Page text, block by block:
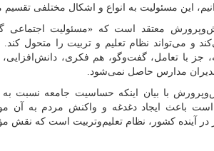
این مسئولیت به انواع و اشکال مختلفی
معتقد است که «مسئولیت
و می‌تواند نظام تعلیم و تربیت را متحول
جز با تعامل، گفت‌و‌گو، هم فکری،
مدارس حاصل نمی‌شود.
با بیان اینکه حساسیت جامعه نسبت به
باعث ایجاد دغدغه و واکنش مردم به آن
آینده کشور، نظام تعلیم‌وتربیت است که نقش